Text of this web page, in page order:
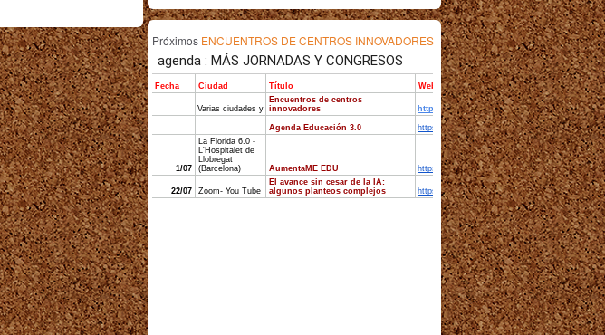
Próximos ENCUENTROS DE CENTROS INNOVADORES